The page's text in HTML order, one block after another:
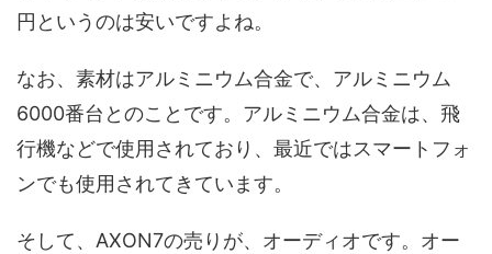
円というのは安いですよね。
なお、素材はアルミニウム合金で、アルミニウム
6000番台とのことです。アルミニウム合金は、飛
行機などで使用されており、最近ではスマートフォ
ンでも使用されてきています。
そして、AXON7の売りが、オーディオです。オー